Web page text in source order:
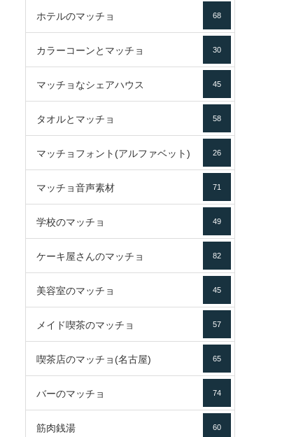
ホテルのマッチョ 68
カラーコーンとマッチョ 30
マッチョなシェアハウス 45
タオルとマッチョ 58
マッチョフォント(アルファベット) 26
マッチョ音声素材 71
学校のマッチョ 49
ケーキ屋さんのマッチョ 82
美容室のマッチョ 45
メイド喫茶のマッチョ 57
喫茶店のマッチョ(名古屋) 65
バーのマッチョ 74
筋肉銭湯 60